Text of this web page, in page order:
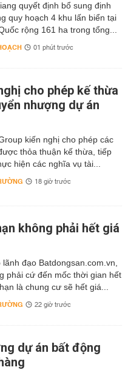
quyết định bổ sung định
quy hoạch 4 khu lấn biển tại
rộng 161 ha trong tổng...
01 phút trước
cho phép kế thừa
nhượng dự án
kiến nghị cho phép các
thỏa thuận kế thừa, tiếp
hiện các nghĩa vụ tài...
18 giờ trước
không phải hết giá
lãnh đạo Batdongsan.com.vn,
phải cứ đến mốc thời gian hết
là chung cư sẽ hết giá...
22 giờ trước
dự án bất động